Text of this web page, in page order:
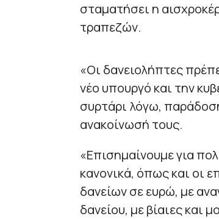
σταματήσει η
τραπεζών.
«Οι δανειολήπτες
νέο υπουργό και την
συρτάρι λόγω,
ανακοίνωσή τους.
«Επισημαίνουμε για
κανονικά, όπως και οι
δανείων σε ευρώ, με
δανείου, με βίαιες και